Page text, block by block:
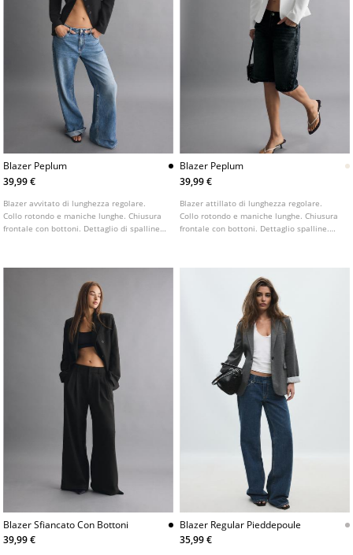
Blazer Peplum
39,99 €
Blazer avvitato di lunghezza regolare.
Collo rotondo e maniche lunghe. Chiusura
frontale con bottoni. Dettaglio di spalline.
Blazer Peplum
39,99 €
Blazer attillato di lunghezza regolare.
Collo rotondo e maniche lunghe. Chiusura
frontale con bottoni. Dettaglio spalline.
Blazer Sfiancato Con Bottoni
39,99 €
Blazer Regular Pieddepoule
35,99 €